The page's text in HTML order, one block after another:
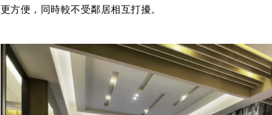
更方便，同時較不受鄰居相互打擾。